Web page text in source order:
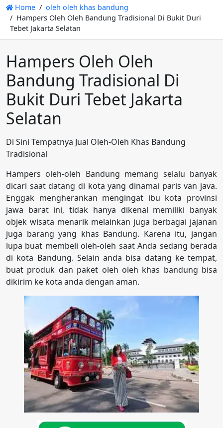
Home
oleh oleh khas bandung
Hampers Oleh Oleh Bandung Tradisional Di Bukit Duri
Tebet Jakarta Selatan
Hampers Oleh Oleh
Bandung Tradisional Di
Bukit Duri Tebet Jakarta
Selatan
Di Sini Tempatnya Jual Oleh-Oleh Khas Bandung
Tradisional
Hampers oleh-oleh Bandung memang selalu banyak
dicari saat datang di kota yang dinamai paris van java.
Enggak mengherankan mengingat ibu kota provinsi
jawa barat ini, tidak hanya dikenal memiliki banyak
objek wisata menarik melainkan juga berbagai jajanan
juga barang yang khas Bandung. Karena itu, jangan
lupa buat membeli oleh-oleh saat Anda sedang berada
di kota Bandung. Selain anda bisa datang ke tempat,
buat produk dan paket oleh oleh khas bandung bisa
dikirim ke kota anda dengan aman.